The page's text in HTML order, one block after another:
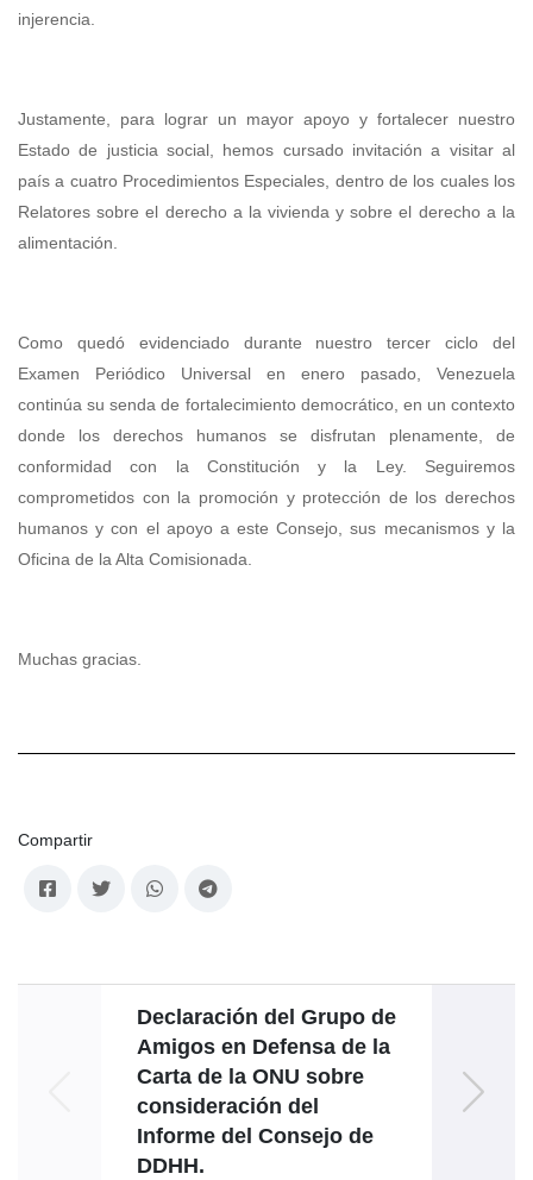
injerencia.
Justamente, para lograr un mayor apoyo y fortalecer nuestro
Estado de justicia social, hemos cursado invitación a visitar al
país a cuatro Procedimientos Especiales, dentro de los cuales los
Relatores sobre el derecho a la vivienda y sobre el derecho a la
alimentación.
Como quedó evidenciado durante nuestro tercer ciclo del
Examen Periódico Universal en enero pasado, Venezuela
continúa su senda de fortalecimiento democrático, en un contexto
donde los derechos humanos se disfrutan plenamente, de
conformidad con la Constitución y la Ley. Seguiremos
comprometidos con la promoción y protección de los derechos
humanos y con el apoyo a este Consejo, sus mecanismos y la
Oficina de la Alta Comisionada.
Muchas gracias.
Compartir
Declaración del Grupo de
Amigos en Defensa de la
Carta de la ONU sobre
consideración del
Informe del Consejo de
DDHH.